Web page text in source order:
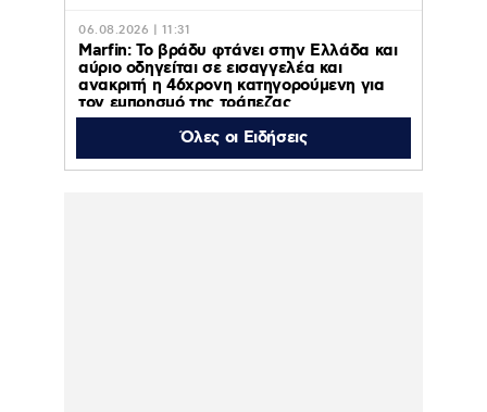
06.08.2026 | 11:31
Marfin: Το βράδυ φτάνει στην Ελλάδα και
αύριο οδηγείται σε εισαγγελέα και
ανακριτή η 46χρονη κατηγορούμενη για
τον εμπρησμό της τράπεζας
06.08.2026 | 11:23
Γαρυφαλλιά Καληφώνη: Διακοπές με
Όλες οι Ειδήσεις